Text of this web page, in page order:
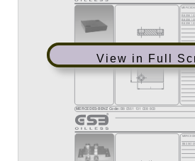
View in Full